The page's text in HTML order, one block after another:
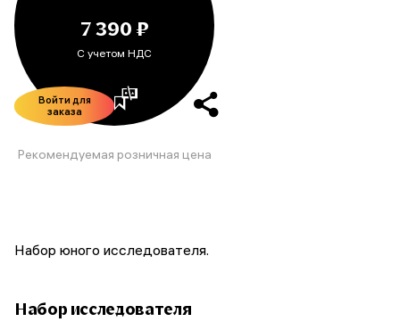
7 390 ₽
С учетом НДС
Войти для
заказа
Рекомендуемая розничная цена
Набор юного исследователя.
Набор исследователя